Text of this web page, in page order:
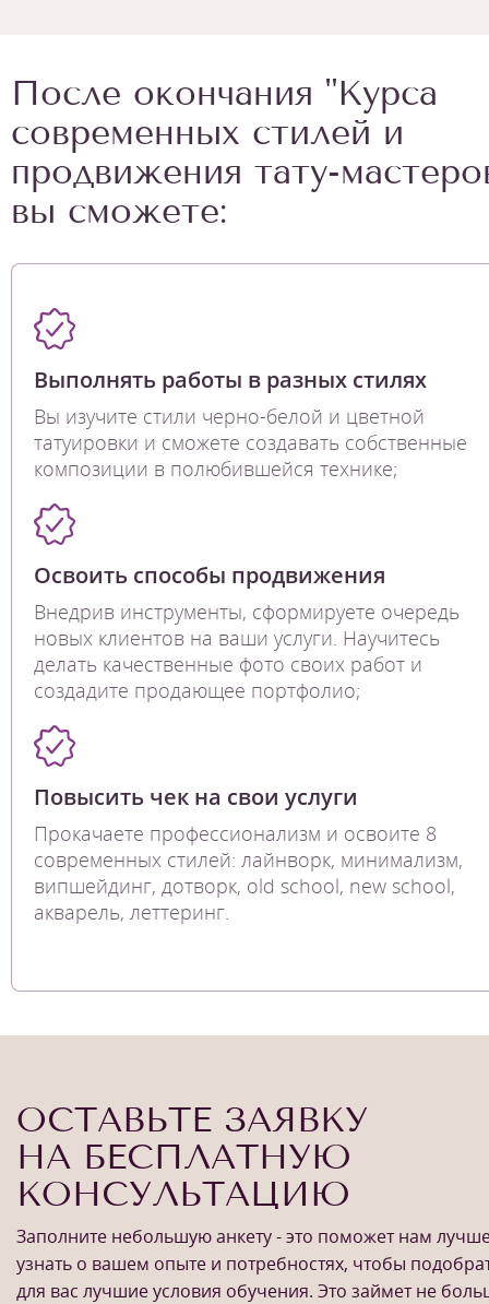
После окончания "Курса
современных стилей и
продвижения тату-
вы сможете:
Выполнять работы в разных стилях
Вы изучите стили черно-белой и цветной
татуировки и сможете создавать собственные
композиции в полюбившейся технике;
Освоить способы продвижения
Внедрив инструменты, сформируете очередь
новых клиентов на ваши услуги. Научитесь
делать качественные фото своих работ и
создадите продающее портфолио;
Повысить чек на свои услуги
Прокачаете профессионализм и освоите 8
современных стилей: лайнворк, минимализм,
випшейдинг, дотворк, old school, new school,
акварель, леттеринг.
ОСТАВЬТЕ ЗАЯВКУ
НА БЕСПЛАТНУЮ
КОНСУЛЬТАЦИЮ
Заполните небольшую анкету - это поможет нам
узнать о вашем опыте и потребностях, чтобы
для вас лучшие условия обучения. Это займет не